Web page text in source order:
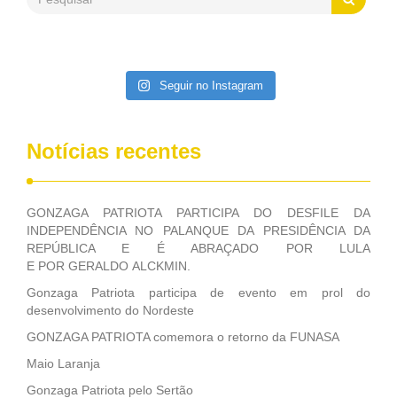
Patriota disse ainda que, mesmo sem mandato,
Seguir no Instagram
Notícias recentes
GONZAGA PATRIOTA PARTICIPA DO DESFILE DA
INDEPENDÊNCIA NO PALANQUE DA PRESIDÊNCIA DA
REPÚBLICA E É ABRAÇADO POR LULA
E POR GERALDO ALCKMIN.
Gonzaga Patriota participa de evento em prol do
desenvolvimento do Nordeste
GONZAGA PATRIOTA comemora o retorno da FUNASA
Maio Laranja
Gonzaga Patriota pelo Sertão